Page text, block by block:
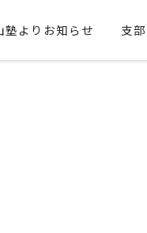
塾よりお知らせ 支